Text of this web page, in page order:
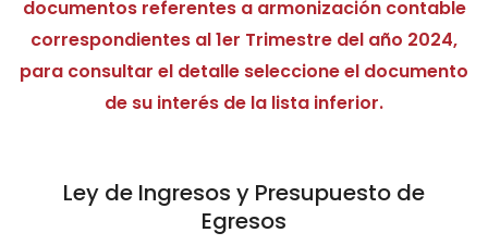
documentos referentes a armonización contable
correspondientes al 1er Trimestre del año 2024,
para consultar el detalle seleccione el documento
de su interés de la lista inferior.
Ley de Ingresos y Presupuesto de
Egresos